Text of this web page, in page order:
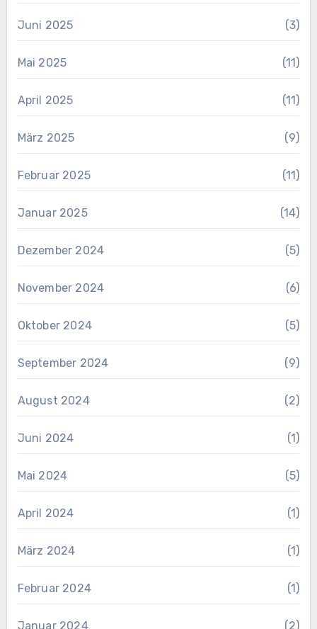
Juni 2025 (3)
Mai 2025 (11)
April 2025 (11)
März 2025 (9)
Februar 2025 (11)
Januar 2025 (14)
Dezember 2024 (5)
November 2024 (6)
Oktober 2024 (5)
September 2024 (9)
August 2024 (2)
Juni 2024 (1)
Mai 2024 (5)
April 2024 (1)
März 2024 (1)
Februar 2024 (1)
Januar 2024 (2)